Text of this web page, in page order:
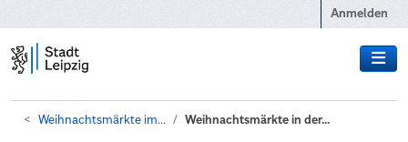
Anmelden
Weihnachtsmärkte im... Weihnachtsmärkte in der...